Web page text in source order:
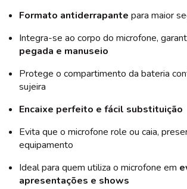
Formato antiderrapante para maior
Integra-se ao corpo do microfone,
pegada e manuseio
Protege o compartimento da bateria
sujeira
Encaixe perfeito e fácil substituição
Evita que o microfone role ou caia,
equipamento
Ideal para quem utiliza o microfone em
apresentações e shows